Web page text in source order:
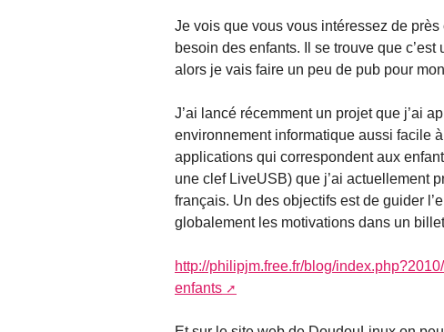
Je vois que vous vous intéressez de
besoin des enfants. Il se trouve que
alors je vais faire un peu de pub pour
J’ai lancé récemment un projet que j’ai
environnement informatique aussi facile
applications qui correspondent aux
une clef LiveUSB) que j’ai actuellement
français. Un des objectifs est de guider
globalement les motivations dans un
http://philipjm.free.fr/blog/
enfants